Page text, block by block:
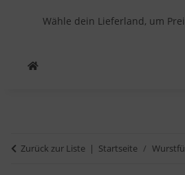
Wähle dein Lieferland, um
Zurück zur Liste Startseite